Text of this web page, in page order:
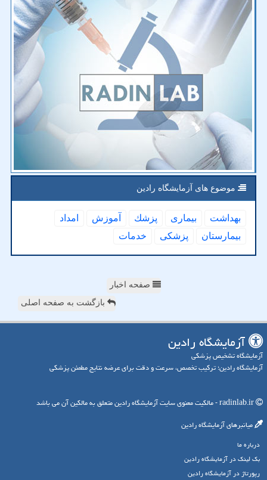
موضوع های آزمایشگاه رادین
بهداشت بیماری پزشك آموزش
امداد
بیمارستان
پزشكی خدمات
صفحه اخبار
بازگشت به صفحه اصلی
آزمایشگاه رادین
آزمایشگاه تشخیص پزشکی
آزمایشگاه رادین؛ ترکیب تخصص، سرعت و دقت برای عرضه نتایج مطمئن پزشکی
میانبرهای آزمایشگاه رادین
درباره ما
بک لینک در آزمایشگاه رادین
رپورتاژ در آزمایشگاه رادین